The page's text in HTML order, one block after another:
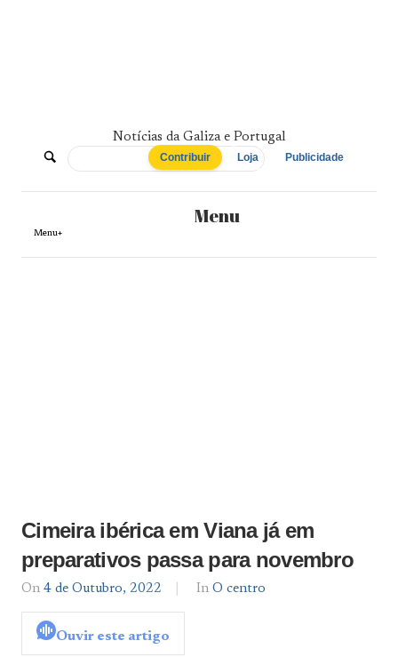
De
Norte
a
Notícias da Galiza e Portugal
Contribuir Loja Publicidade
Menu
Menu+
Cimeira ibérica em Viana já em
preparativos passa para novembro
On 4 de Outubro, 2022
By
In O centro
Ouvir este artigo